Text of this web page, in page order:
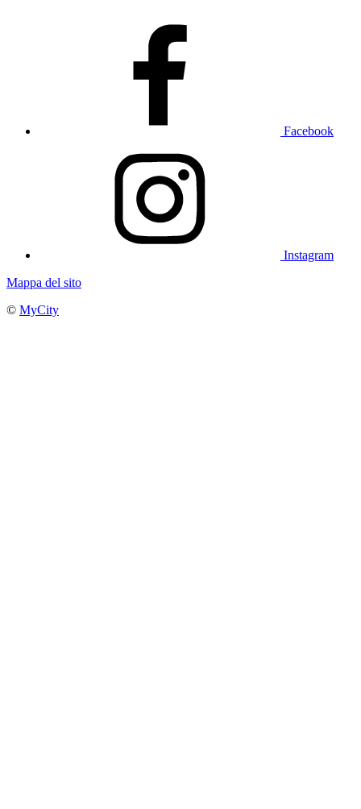
Facebook
Instagram
Mappa del sito
© MyCity